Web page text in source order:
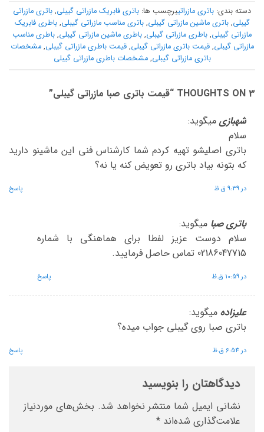
دسته بندی: باتری مازراتیبرچسب ها: باتری فابریک مازراتی گیبلی, باتری مازراتی
گیبلی,باتری ماشین مازراتی گیبلی,باتری مناسب مازراتی گیبلی,باطری فابریک
مازراتی گیبلی, باطری مازراتی گیبلی, باطری ماشین مازراتی گیبلی, باطری مناسب
مازراتی گیبلی,قیمت باتری مازراتی گیبلی,قیمت باطری مازراتی گیبلی,مشخصات
باتری مازراتی گیبلی,مشخصات باطری مازراتی گیبلی
3 THOUGHTS ON “ قیمت باتری صبا مازراتی گیبلی”
شهبازی میگوید:
سلام
باتری اصلیشو تهیه کردم شما کارشناس فنی این ماشینو دارید
که بتونه بیاد باتری رو تعویض کنه یا نه؟
در 9:39 ق.ظ پاسخ
باتری صبا میگوید:
سلام دوست عزیز لفطا برای هماهنگی با شماره
02186047715 تماس حاصل فرمایید.
در 10:59 ق.ظ پاسخ
علیزاده میگوید:
باتری صبا روی گیبلی جواب میده؟
در 6:54 ق.ظ پاسخ
دیدگاهتان را بنویسید
نشانی ایمیل شما منتشر نخواهد شد. بخش‌های موردنیاز
علامت‌گذاری شده‌اند *